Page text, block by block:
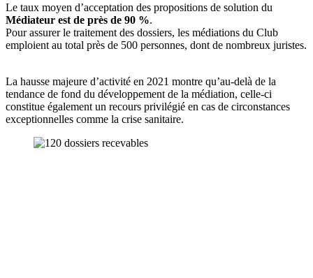
Le taux moyen d’acceptation des propositions de solution du
Médiateur est de près de 90 %.
Pour assurer le traitement des dossiers, les médiations du Club
emploient au total près de 500 personnes, dont de nombreux juristes.
La hausse majeure d’activité en 2021 montre qu’au-delà de la
tendance de fond du développement de la médiation, celle-ci
constitue également un recours privilégié en cas de circonstances
exceptionnelles comme la crise sanitaire.